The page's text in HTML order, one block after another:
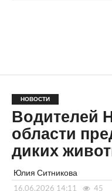
НОВОСТИ
Водителей
области
диких
Юлия Ситникова
16.06.2026 14:11 45